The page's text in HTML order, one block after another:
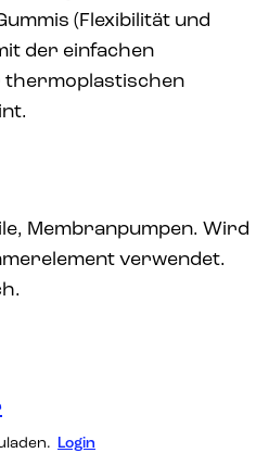
(Flexibilität und
der einfachen
thermoplastischen
Membranpumpen. Wird
verwendet.
Login